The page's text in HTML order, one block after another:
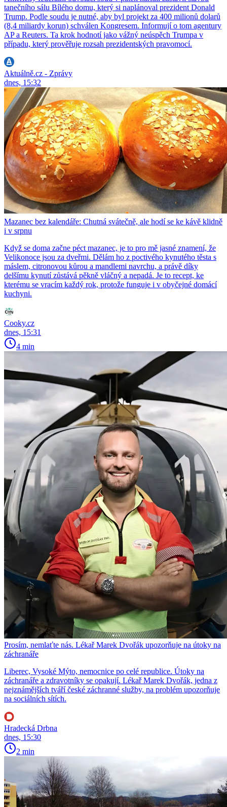
tanečního sálu Bílého domu, který si naplánoval prezident Donald
Trump. Podle soudu je nutné, aby byl projekt za 400 milionů dolarů
(8,4 miliardy korun) schválen Kongresem. Informují o tom agentury
AP a Reuters. Ta krok hodnotí jako vážný neúspěch Trumpa v
případu, který prověřuje rozsah prezidentských pravomocí.
Aktuálně.cz - Zprávy
dnes, 15:32
Mazanec bez kalendáře: Chutná svátečně, ale hodí se ke kávě klidně
i v srpnu
Když se doma začne péct mazanec, je to pro mě jasné znamení, že
Velikonoce jsou za dveřmi. Dělám ho z poctivého kynutého těsta s
máslem, citronovou kůrou a mandlemi navrchu, a právě díky
delšímu kynutí zůstává pěkně vláčný a nepadá. Je to recept, ke
kterému se vracím každý rok, protože funguje i v obyčejné domácí
kuchyni.
Cooky.cz
dnes, 15:31
4 min
Prosím, nemlaťte nás. Lékař Marek Dvořák upozorňuje na útoky na
záchranáře
Liberec, Vysoké Mýto, nemocnice po celé republice. Útoky na
záchranáře a zdravotníky se opakují. Lékař Marek Dvořák, jedna z
nejznámějších tváří české záchranné služby, na problém upozorňuje
na sociálních sítích.
Hradecká Drbna
dnes, 15:30
2 min